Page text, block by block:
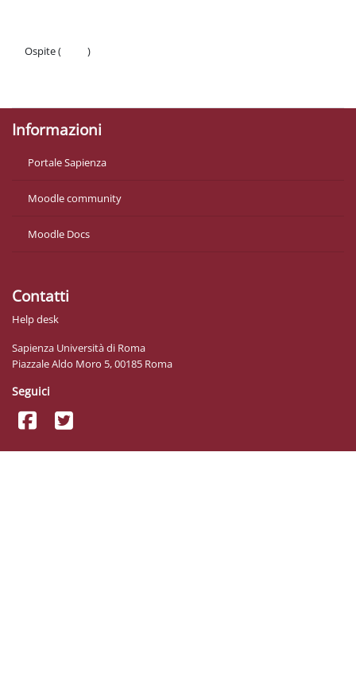
Ospite (
)
Informazioni
Portale Sapienza
Moodle community
Moodle Docs
Contatti
Help desk
Sapienza Università di Roma
Piazzale Aldo Moro 5, 00185 Roma
Seguici